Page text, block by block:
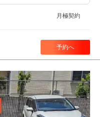
月極契約
予約へ